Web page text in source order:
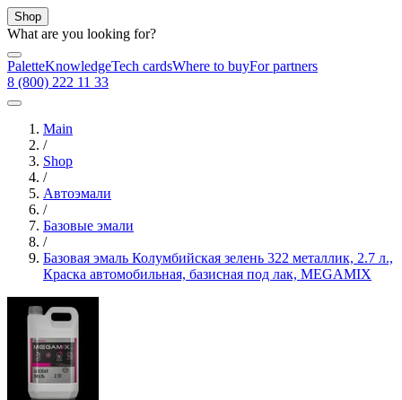
Shop
What are you looking for?
PaletteKnowledgeTech cardsWhere to buyFor partners
8 (800) 222 11 33
Main
/
Shop
/
Автоэмали
/
Базовые эмали
/
Базовая эмаль Колумбийская зелень 322 металлик, 2.7 л.,
Краска автомобильная, базисная под лак, MEGAMIX